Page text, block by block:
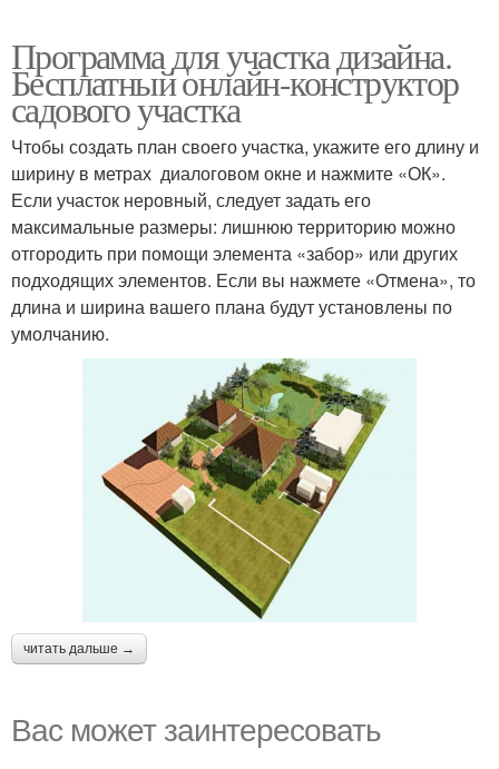
Программа для участка дизайна.
Бесплатный онлайн-конструктор
садового участка
Чтобы создать план своего участка, укажите его длину и
ширину в метрах диалоговом окне и нажмите «ОК».
Если участок неровный, следует задать его
максимальные размеры: лишнюю территорию можно
отгородить при помощи элемента «забор» или других
подходящих элементов. Если вы нажмете «Отмена», то
длина и ширина вашего плана будут установлены по
умолчанию.
читать дальше →
Вас может заинтересовать